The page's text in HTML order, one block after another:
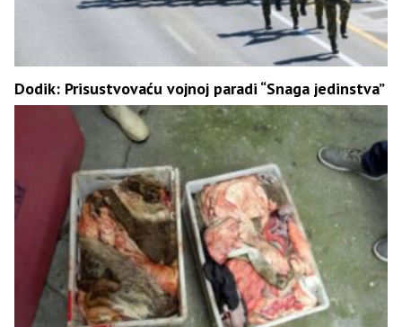
Dodik: Prisustvovaću vojnoj paradi “Snaga jedinstva”